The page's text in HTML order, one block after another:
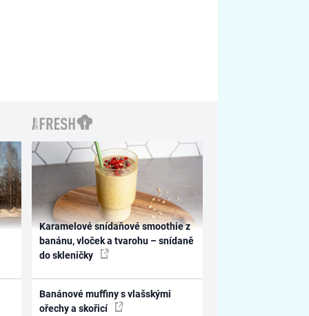
Karamelové snídaňové smoothie z
banánu, vloček a tvarohu – snídaně
do skleničky
Banánové muffiny s vlašskými
ořechy a skořicí